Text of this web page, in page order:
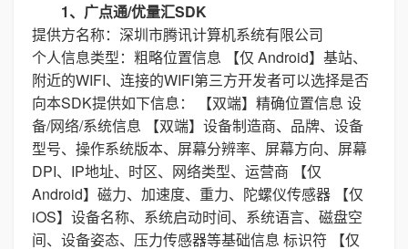
1、广点通/优量汇SDK
提供方名称：深圳市腾讯计算机系统有限公司
个人信息类型：粗略位置信息 【仅 Android】基站、
附近的WIFI、连接的WIFI第三方开发者可以选择是否
向本SDK提供如下信息： 【双端】精确位置信息 设
备/网络/系统信息 【双端】设备制造商、品牌、设备
型号、操作系统版本、屏幕分辨率、屏幕方向、屏幕
DPI、IP地址、时区、网络类型、运营商 【仅
Android】磁力、加速度、重力、陀螺仪传感器 【仅
iOS】设备名称、系统启动时间、系统语言、磁盘空
间、设备姿态、压力传感器等基础信息 标识符 【仅